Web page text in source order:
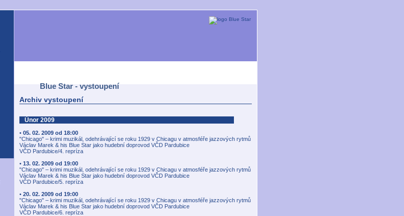
Blue Star - vystoupení
Archiv vystoupení
Únor 2009
• 05. 02. 2009 od 18:00
"Chicago" – krimi muzikál, odehrávající se roku 1929 v Chicagu v atmosféře jazzových rytmů
Václav Marek & his Blue Star jako hudební doprovod VČD Pardubice
VČD Pardubice/4. repríza
• 13. 02. 2009 od 19:00
"Chicago" – krimi muzikál, odehrávající se roku 1929 v Chicagu v atmosféře jazzových rytmů
Václav Marek & his Blue Star jako hudební doprovod VČD Pardubice
VČD Pardubice/5. repríza
• 20. 02. 2009 od 19:00
"Chicago" – krimi muzikál, odehrávající se roku 1929 v Chicagu v atmosféře jazzových rytmů
Václav Marek & his Blue Star jako hudební doprovod VČD Pardubice
VČD Pardubice/6. repríza